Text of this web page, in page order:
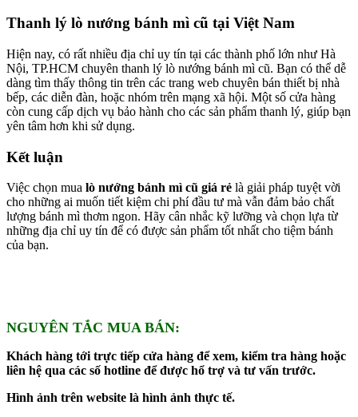
Thanh lý lò nướng bánh mì cũ tại Việt Nam
Hiện nay, có rất nhiều địa chỉ uy tín tại các thành phố lớn như Hà
Nội, TP.HCM chuyên thanh lý lò nướng bánh mì cũ. Bạn có thể dễ
dàng tìm thấy thông tin trên các trang web chuyên bán thiết bị nhà
bếp, các diễn đàn, hoặc nhóm trên mạng xã hội. Một số cửa hàng
còn cung cấp dịch vụ bảo hành cho các sản phẩm thanh lý, giúp bạn
yên tâm hơn khi sử dụng.
Kết luận
Việc chọn mua lò nướng bánh mì cũ giá rẻ là giải pháp tuyệt vời
cho những ai muốn tiết kiệm chi phí đầu tư mà vẫn đảm bảo chất
lượng bánh mì thơm ngon. Hãy cân nhắc kỹ lưỡng và chọn lựa từ
những địa chỉ uy tín để có được sản phẩm tốt nhất cho tiệm bánh
của bạn.
NGUYÊN TẮC MUA BÁN:
Khách hàng tới trực tiếp cửa hàng để xem, kiểm tra hàng hoặc
liên hệ qua các số hotline để được hổ trợ và tư vấn trước.
Hình ảnh trên website là hình ảnh thực tế.